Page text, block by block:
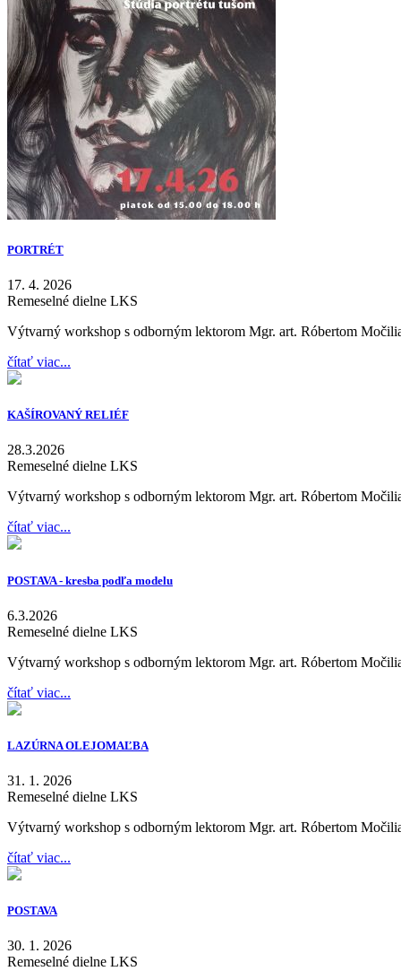
PORTRÉT
17. 4. 2026
Remeselné dielne LKS
Výtvarný workshop s odborným lektorom Mgr. art. Róbertom
čítať viac...
KAŠÍROVANÝ RELIÉF
28.3.2026
Remeselné dielne LKS
Výtvarný workshop s odborným lektorom Mgr. art. Róbertom
čítať viac...
POSTAVA - kresba podľa modelu
6.3.2026
Remeselné dielne LKS
Výtvarný workshop s odborným lektorom Mgr. art. Róbertom
čítať viac...
LAZÚRNA OLEJOMAĽBA
31. 1. 2026
Remeselné dielne LKS
Výtvarný workshop s odborným lektorom Mgr. art. Róbertom
čítať viac...
POSTAVA
30. 1. 2026
Remeselné dielne LKS